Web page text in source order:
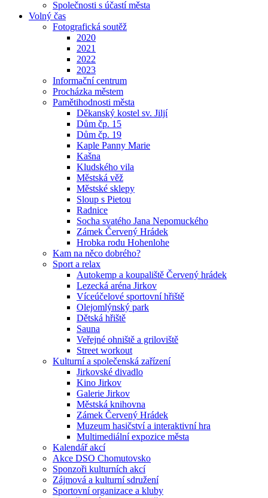
Společnosti s účastí města
Volný čas
Fotografická soutěž
2020
2021
2022
2023
Informační centrum
Procházka městem
Pamětihodnosti města
Děkanský kostel sv. Jiljí
Dům čp. 15
Dům čp. 19
Kaple Panny Marie
Kašna
Kludského vila
Městská věž
Městské sklepy
Sloup s Pietou
Radnice
Socha svatého Jana Nepomuckého
Zámek Červený Hrádek
Hrobka rodu Hohenlohe
Kam na něco dobrého?
Sport a relax
Autokemp a koupaliště Červený hrádek
Lezecká aréna Jirkov
Víceúčelové sportovní hřiště
Olejomlýnský park
Dětská hřiště
Sauna
Veřejné ohniště a griloviště
Street workout
Kulturní a společenská zařízení
Jirkovské divadlo
Kino Jirkov
Galerie Jirkov
Městská knihovna
Zámek Červený Hrádek
Muzeum hasičství a interaktivní hra
Multimediální expozice města
Kalendář akcí
Akce DSO Chomutovsko
Sponzoři kulturních akcí
Zájmová a kulturní sdružení
Sportovní organizace a kluby